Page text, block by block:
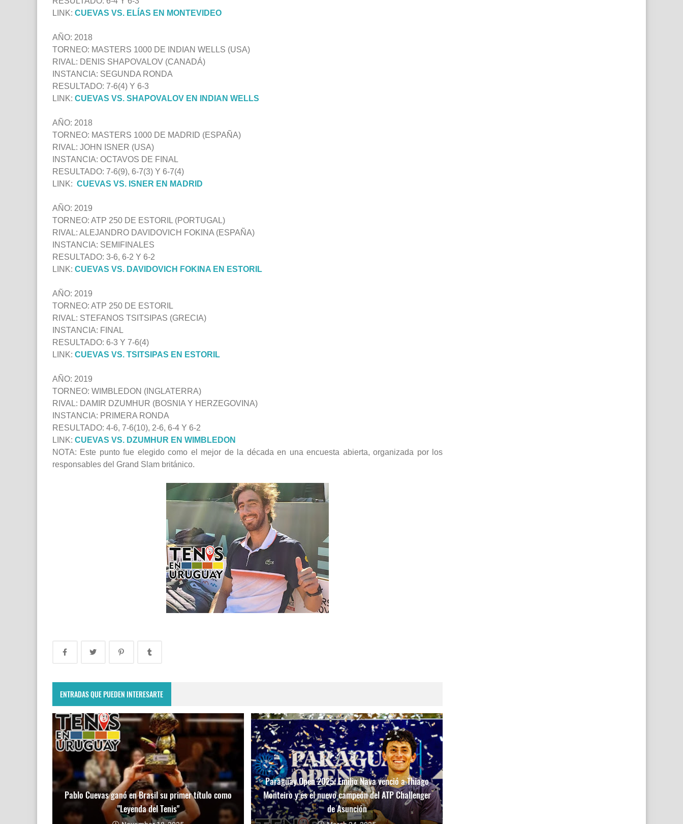
LINK: CUEVAS VS. ELÍAS EN MONTEVIDEO
AÑO: 2018
TORNEO: MASTERS 1000 DE INDIAN WELLS (USA)
RIVAL: DENIS SHAPOVALOV (CANADÁ)
INSTANCIA: SEGUNDA RONDA
RESULTADO: 7-6(4) Y 6-3
LINK: CUEVAS VS. SHAPOVALOV EN INDIAN WELLS
AÑO: 2018
TORNEO: MASTERS 1000 DE MADRID (ESPAÑA)
RIVAL: JOHN ISNER (USA)
INSTANCIA: OCTAVOS DE FINAL
RESULTADO: 7-6(9), 6-7(3) Y 6-7(4)
LINK: CUEVAS VS. ISNER EN MADRID
AÑO: 2019
TORNEO: ATP 250 DE ESTORIL (PORTUGAL)
RIVAL: ALEJANDRO DAVIDOVICH FOKINA (ESPAÑA)
INSTANCIA: SEMIFINALES
RESULTADO: 3-6, 6-2 Y 6-2
LINK: CUEVAS VS. DAVIDOVICH FOKINA EN ESTORIL
AÑO: 2019
TORNEO: ATP 250 DE ESTORIL
RIVAL: STEFANOS TSITSIPAS (GRECIA)
INSTANCIA: FINAL
RESULTADO: 6-3 Y 7-6(4)
LINK: CUEVAS VS. TSITSIPAS EN ESTORIL
AÑO: 2019
TORNEO: WIMBLEDON (INGLATERRA)
RIVAL: DAMIR DZUMHUR (BOSNIA Y HERZEGOVINA)
INSTANCIA: PRIMERA RONDA
RESULTADO: 4-6, 7-6(10), 2-6, 6-4 Y 6-2
LINK: CUEVAS VS. DZUMHUR EN WIMBLEDON
NOTA: Este punto fue elegido como el mejor de la década en una encuesta abierta, organizada por los
responsables del Grand Slam británico.
ENTRADAS QUE PUEDEN INTERESARTE
Pablo Cuevas ganó en Brasil su primer título como
"Leyenda del Tenis"
Paraguay Open 2025: Emilio Nava venció a Thiago
Monteiro y es el nuevo campeón del ATP Challenger
de Asunción